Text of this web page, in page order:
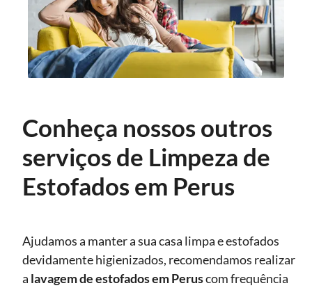
Conheça nossos outros
serviços de Limpeza de
Estofados em Perus
Ajudamos a manter a sua casa limpa e estofados
devidamente higienizados, recomendamos realizar
a lavagem de estofadosem Peruscom frequência